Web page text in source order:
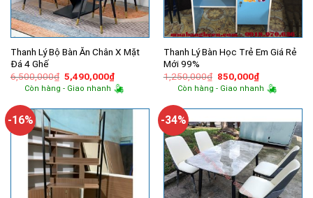
Thanh Lý Bộ Bàn Ăn Chân X Mặt
Đá 4 Ghế
6,500,000₫ Giá
gốc
là:
5,490,000₫Giá
hiện
tại
5,490,000₫.
Còn hàng - Giao nhanh
Thanh Lý Bàn Học Trẻ Em Giá Rẻ
Mới 99%
1,250,000₫ Giá
gốc
là:
850,000₫Giá
hiện
tại
850,000₫.
Còn hàng - Giao nhanh
-16% -34%